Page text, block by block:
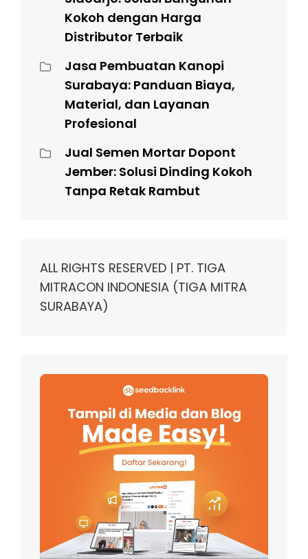
Kokoh dengan Harga
Distributor Terbaik
Jasa Pembuatan Kanopi
Surabaya: Panduan Biaya,
Material, dan Layanan
Profesional
Jual Semen Mortar Dopont
Jember: Solusi Dinding Kokoh
Tanpa Retak Rambut
ALL RIGHTS RESERVED | PT. TIGA
MITRACON INDONESIA (TIGA MITRA
SURABAYA)